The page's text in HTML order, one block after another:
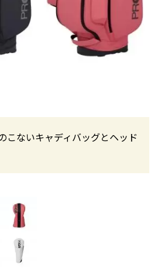
こないキャディバッグとヘッド